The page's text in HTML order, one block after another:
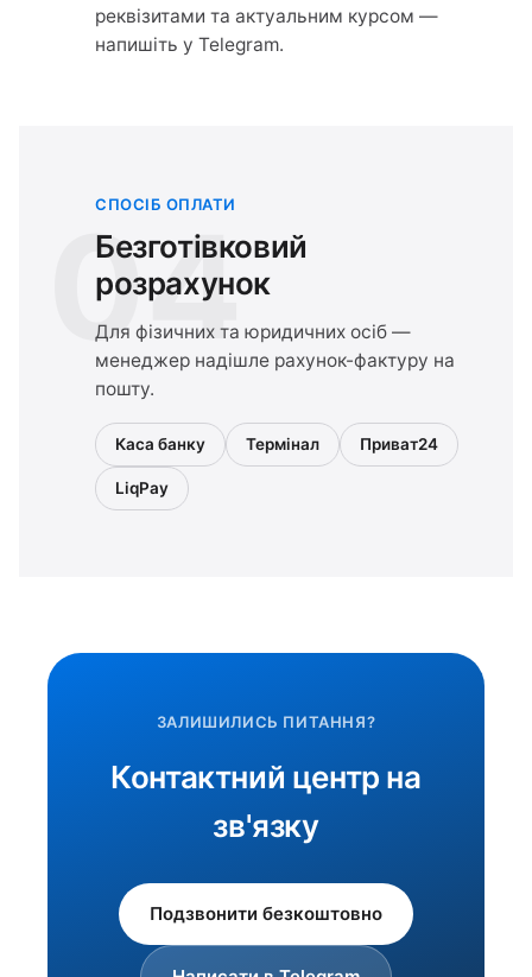
реквізитами та актуальним курсом —
напишіть у Telegram.
04
СПОСІБ ОПЛАТИ
Безготівковий
розрахунок
Для фізичних та юридичних осіб —
менеджер надішле рахунок-фактуру на
пошту.
Каса банку Термінал Приват24
LiqPay
ЗАЛИШИЛИСЬ ПИТАННЯ?
Контактний центр на
зв'язку
Подзвонити безкоштовно